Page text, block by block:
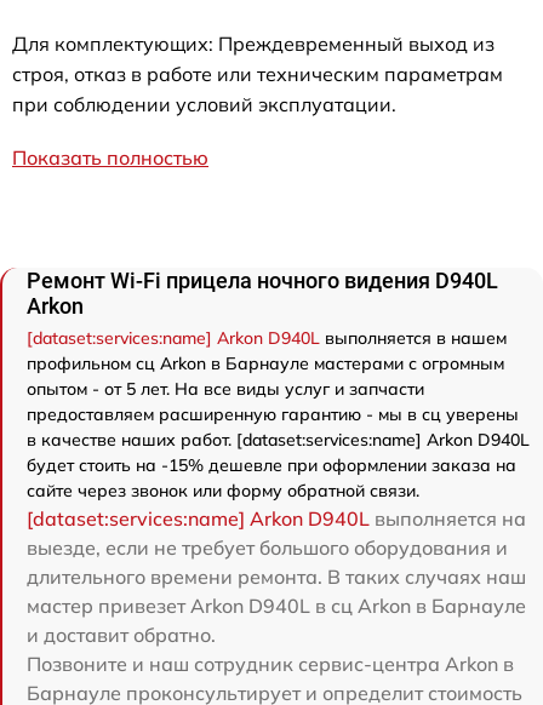
Для комплектующих: Преждевременный выход из
строя, отказ в работе или техническим параметрам
при соблюдении условий эксплуатации.
Показать полностью
Ремонт Wi-Fi прицела ночного видения D940L
Arkon
[dataset:services:name] Arkon D940L выполняется в нашем
профильном сц Arkon в Барнауле мастерами с огромным
опытом - от 5 лет. На все виды услуг и запчасти
предоставляем расширенную гарантию - мы в сц уверены
в качестве наших работ. [dataset:services:name] Arkon D940L
будет стоить на -15% дешевле при оформлении заказа на
сайте через звонок или форму обратной связи.
[dataset:services:name] Arkon D940L выполняется на
выезде, если не требует большого оборудования и
длительного времени ремонта. В таких случаях наш
мастер привезет Arkon D940L в сц Arkon в Барнауле
и доставит обратно.
Позвоните и наш сотрудник сервис-центра Arkon в
Барнауле проконсультирует и определит стоимость